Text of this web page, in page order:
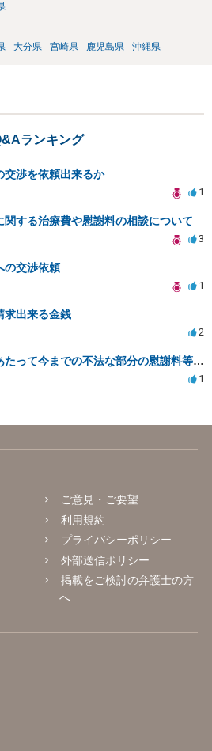
大分県 宮崎県 鹿児島県 沖縄県
ランキング
交渉を依頼出来るか
1
関する治療費や慰謝料の相談について
3
の交渉依頼
1
求出来る金銭
2
現職を退職するにあたって今までの不法な部分の慰謝料等は請求できるのか。
1
ご意見・ご要望
利用規約
プライバシーポリシー
外部送信ポリシー
掲載をご検討の弁護士の方
へ